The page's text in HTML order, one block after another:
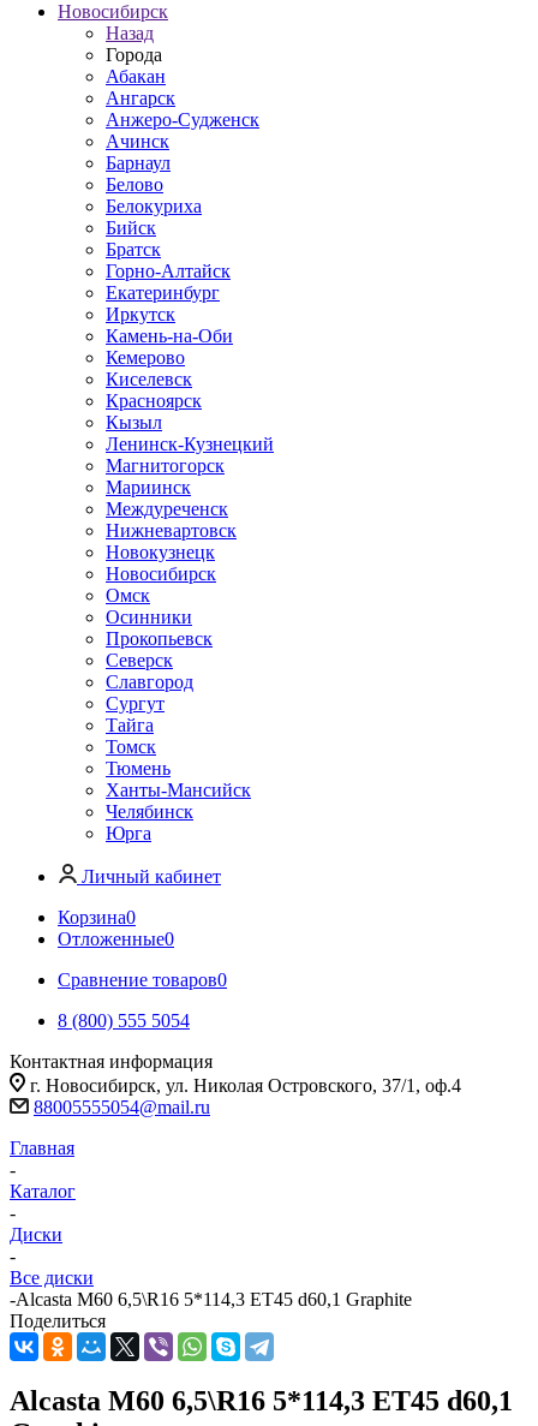
Новосибирск
Назад
Города
Абакан
Ангарск
Анжеро-Судженск
Ачинск
Барнаул
Белово
Белокуриха
Бийск
Братск
Горно-Алтайск
Екатеринбург
Иркутск
Камень-на-Оби
Кемерово
Киселевск
Красноярск
Кызыл
Ленинск-Кузнецкий
Магнитогорск
Мариинск
Междуреченск
Нижневартовск
Новокузнецк
Новосибирск
Омск
Осинники
Прокопьевск
Северск
Славгород
Сургут
Тайга
Томск
Тюмень
Ханты-Мансийск
Челябинск
Юрга
Личный кабинет
Корзина0
Отложенные0
Сравнение товаров0
8 (800) 555 5054
Контактная информация
г. Новосибирск, ул. Николая Островского, 37/1, оф.4
88005555054@mail.ru
Главная
-
Каталог
-
Диски
-
Все диски
-Alcasta M60 6,5\R16 5*114,3 ET45 d60,1 Graphite
Поделиться
Alcasta M60 6,5\R16 5*114,3 ET45 d60,1